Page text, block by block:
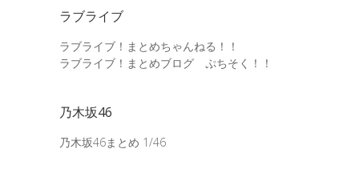
ラブライブ
ラブライブ！まとめちゃんねる！！
ラブライブ！まとめブログ ぷちそく！！
乃木坂46
乃木坂46まとめ 1/46